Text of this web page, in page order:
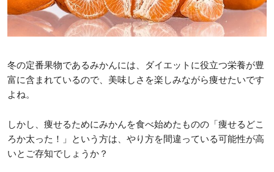
冬の定番果物であるみかんには、ダイエットに役立つ栄養が豊
富に含まれているので、美味しさを楽しみながら痩せたいです
よね。
しかし、痩せるためにみかんを食べ始めたものの「痩せるどこ
ろか太った！」という方は、やり方を間違っている可能性が高
いとご存知でしょうか？